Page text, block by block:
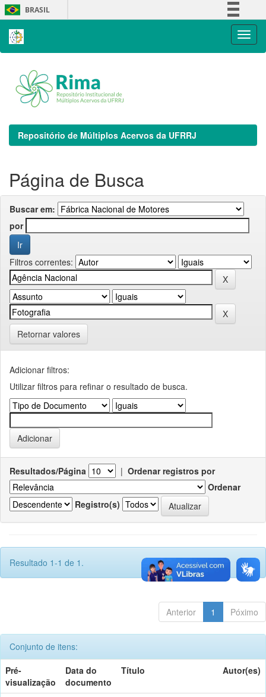
Skip
navigation
BRASIL
Repositório de Múltiplos Acervos da UFRRJ
Página de Busca
Buscar em:
por
Filtros correntes:
Retornar valores
Adicionar filtros:
Utilizar filtros para refinar o resultado de busca.
Resultados/Página | Ordenar registros por
Ordenar
Registro(s)
Resultado 1-1 de 1.
Anterior 1 Póximo
Conjunto de itens:
Pré-
visualização
Data do
documento
Título Autor(es)